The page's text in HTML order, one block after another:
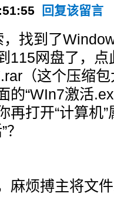
回复该留言
找到了
115网盘了，点
（这个压缩
的“WIn7激活
再打开“计算机
麻烦搏主将文